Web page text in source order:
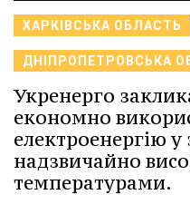
ХАРКІВСЬКА ОБЛАСТЬ
ДНІПРОПЕТРОВСЬКА
Укренерго
економно
електроенергію у
надзвичайно
температурами.